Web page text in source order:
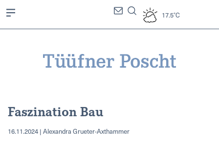
17.5°C
Faszination Bau
16.11.2024 | Alexandra Grueter-Axthammer